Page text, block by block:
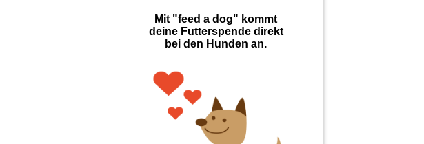
Mit "feed a dog" kommt
deine Futterspende direkt
bei den Hunden an.